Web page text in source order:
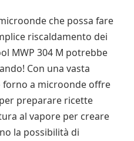
che possa fare
riscaldamento dei
MWP 304 M potrebbe
Con una vasta
forno a microonde offre
preparare ricette
al vapore per creare
la possibilità di